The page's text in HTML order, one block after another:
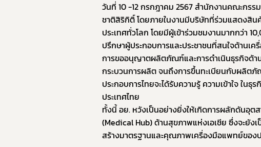
วันที่ 10 -12 กรกฎาคม 2567 สำนักงานคณะกรร
ชาติสิริกิติ์ โดยภายในงานมีบริษัทที่ร่วมแสดงสิ
ประเทศทั่วโลก โดยมีผู้เข้าร่วมชมงานมากกว่า
ปรึกษาผู้ประกอบการและประชาชนที่สนใจด้านเ
การขออนุญาตผลิตภัณฑ์และการดำเนินธุรกิจด้
กระบวนการผลิต จนถึงการขึ้นทะเบียนกับผลิต
ประกอบการไทยจะได้รับความรู้ ความเข้าใจ ใน
ประเทศไทย
ทั้งนี้ อย. หวังเป็นอย่างยิ่งให้เกิดการผลักดันอุต
(Medical Hub) ด้านสุขภาพแห่งเอเชีย ซึ่งจะยัง
สร้างมาตรฐานและคุณภาพเครื่องมือแพทย์ของ